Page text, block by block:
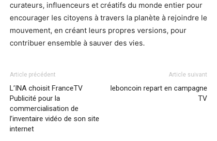
curateurs, influenceurs et créatifs du monde entier pour
encourager les citoyens à travers la planète à rejoindre le
mouvement, en créant leurs propres versions, pour
contribuer ensemble à sauver des vies.
Article précédent
L’INA choisit FranceTV
Publicité pour la
commercialisation de
l’inventaire vidéo de son site
internet
Article suivant
leboncoin repart en campagne
TV